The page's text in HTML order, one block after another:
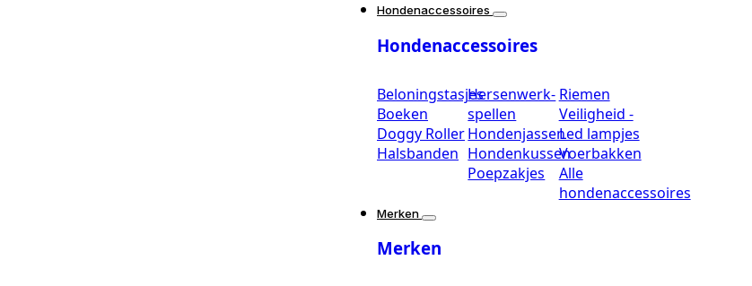
Hondenaccessoires
Hondenaccessoires
Beloningstasjes
Boeken
Doggy Roller
Halsbanden
Hersenwerk-
spellen
Hondenjassen
Hondenkussen
Poepzakjes
Riemen
Veiligheid -
Led lampjes
Voerbakken
Alle
hondenaccessoires
Merken
Merken